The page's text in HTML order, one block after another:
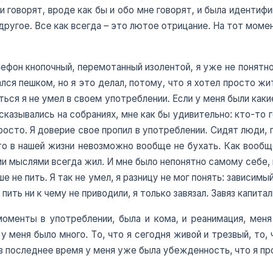
вроде как бы и обо мне говорят, и была
Все как всегда – это лютое отрицание. На тот
кнопочный, перемотанный изолентой, я уже не
пешком, но я это делал, потому, что я хотел просто
я не умел в своем употреблении. Если у меня были
на собраниях, мне как бы удивительно: кто-то
Я доверие свое пропил в употреблении. Сидят люди,
в нашей жизни невозможно вообще не бухать. Как
мыслями всегда жил. И мне было непонятно самому
пить. Я так не умел, я разницу не мог понять:
ни к чему не приводили, я только завязал. Завяз
в употреблении, была и кома, и реанимация,
у меня было много. То, что я сегодня живой и трезвый,
время у меня уже была убежденность, что я